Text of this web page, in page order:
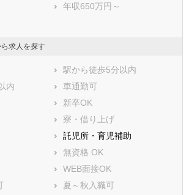
年収650万円～
求人を探す
駅から徒歩5分以内
内
車通勤可
新卒OK
寮・借り上げ
託児所・育児補助
無資格 OK
WEB面接OK
夏～秋入職可